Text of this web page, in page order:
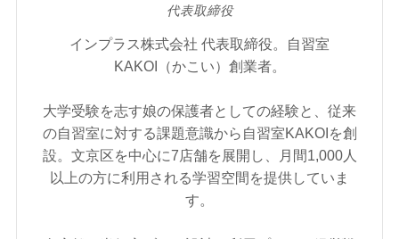
代表取締役
インプラス株式会社 代表取締役。自習室
KAKOI（かこい）創業者。
大学受験を志す娘の保護者としての経験と、従来
の自習室に対する課題意識から自習室KAKOIを創
設。文京区を中心に7店舗を展開し、月間1,000人
以上の方に利用される学習空間を提供していま
す。